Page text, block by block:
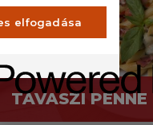
TAVASZI PENNE
elfogadása